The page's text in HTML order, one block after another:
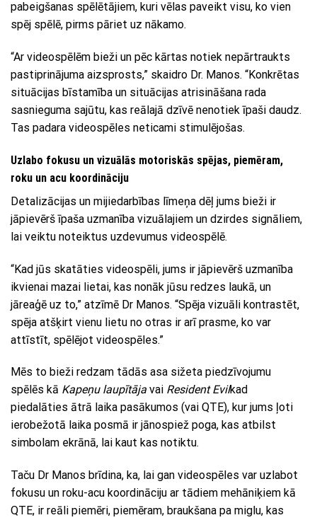
pabeigšanas spēlētājiem, kuri vēlas paveikt visu, ko vien
spēj spēlē, pirms pāriet uz nākamo.
“Ar videospēlēm bieži un pēc kārtas notiek nepārtraukts
pastiprinājuma aizsprosts,” skaidro Dr. Manos. “Konkrētas
situācijas bīstamība un situācijas atrisināšana rada
sasnieguma sajūtu, kas reālajā dzīvē nenotiek īpaši daudz.
Tas padara videospēles neticami stimulējošas.
Uzlabo fokusu un vizuālās motoriskās spējas, piemēram,
roku un acu koordināciju
Detalizācijas un mijiedarbības līmeņa dēļ jums bieži ir
jāpievērš īpaša uzmanība vizuālajiem un dzirdes signāliem,
lai veiktu noteiktus uzdevumus videospēlē.
“Kad jūs skatāties videospēli, jums ir jāpievērš uzmanība
ikvienai mazai lietai, kas nonāk jūsu redzes laukā, un
jāreaģē uz to,” atzīmē Dr Manos. “Spēja vizuāli kontrastēt,
spēja atšķirt vienu lietu no otras ir arī prasme, ko var
attīstīt, spēlējot videospēles.”
Mēs to bieži redzam tādās asa sižeta piedzīvojumu
spēlēs kā Kapeņu laupītāja vai Resident Evilkad
piedalāties ātrā laika pasākumos (vai QTE), kur jums ļoti
ierobežotā laika posmā ir jānospiež poga, kas atbilst
simbolam ekrānā, lai kaut kas notiktu.
Taču Dr Manos brīdina, ka, lai gan videospēles var uzlabot
fokusu un roku-acu koordināciju ar tādiem mehāniķiem kā
QTE, ir reāli piemēri, piemēram, braukšana pa miglu, kas